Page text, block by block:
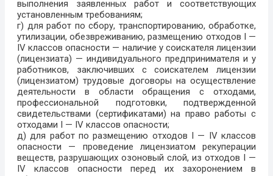
выполнения заявленных работ и соответствующих
установленным требованиям;
г) для работ по сбору, транспортированию, обработке,
утилизации, обезвреживанию, размещению отходов I —
IV классов опасности — наличие у соискателя лицензии
(лицензиата) — индивидуального предпринимателя и у
работников, заключивших с соискателем лицензии
(лицензиатом) трудовые договоры на осуществление
деятельности в области обращения с отходами,
профессиональной подготовки, подтвержденной
свидетельствами (сертификатами) на право работы с
отходами I — IV классов опасности;
д) для работ по размещению отходов I — IV классов
опасности — проведение лицензиатом рекуперации
веществ, разрушающих озоновый слой, из отходов I —
IV классов опасности перед их захоронением в